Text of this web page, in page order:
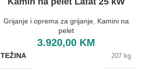
Grijanje i oprema za grijanje Kamini na
pelet
3.920,00 KM
TEŽINA 207 kg